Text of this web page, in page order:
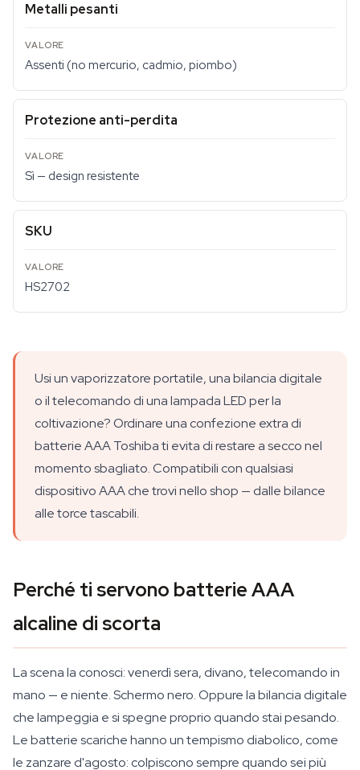
Metalli pesanti
Assenti (no mercurio, cadmio, piombo)
Protezione anti-perdita
Sì — design resistente
SKU
HS2702
Usi un vaporizzatore portatile, una bilancia digitale
o il telecomando di una lampada LED per la
coltivazione? Ordinare una confezione extra di
batterie AAA Toshiba ti evita di restare a secco nel
momento sbagliato. Compatibili con qualsiasi
dispositivo AAA che trovi nello shop — dalle bilance
alle torce tascabili.
Perché ti servono batterie AAA
alcaline di scorta
La scena la conosci: venerdì sera, divano, telecomando in
mano — e niente. Schermo nero. Oppure la bilancia digitale
che lampeggia e si spegne proprio quando stai pesando.
Le batterie scariche hanno un tempismo diabolico, come
le zanzare d'agosto: colpiscono sempre quando sei più